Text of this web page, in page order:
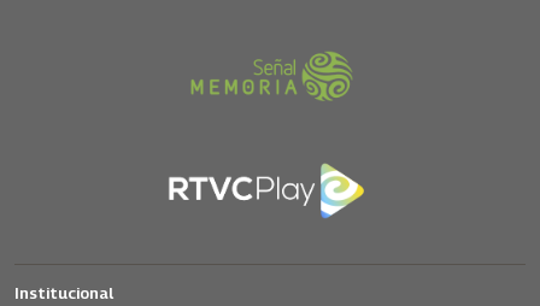
Institucional